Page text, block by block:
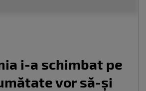
i-a schimbat pe
vor să-și